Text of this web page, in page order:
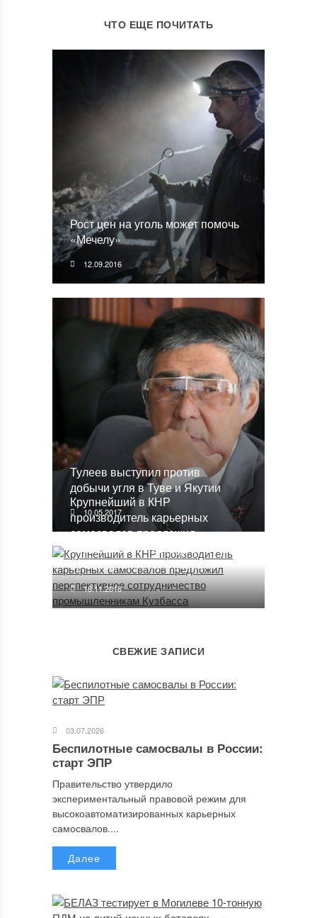
ЧТО ЕЩЕ ПОЧИТАТЬ
Рост цен на уголь может помочь
«Мечелу»
12.09.2016
Тулеев выступил против
добычи угля в Туве и Якутии
10.05.2017
Крупнейший в КНР
производитель карьерных
самосвалов предложил
перспективное сотрудничество
промышленникам Кузбасса
18.11.2018
СВЕЖИЕ ЗАПИСИ
03.07.2026
Беспилотные самосвалы в России:
старт ЭПР
Правительство утвердило
экспериментальный правовой режим для
высокоавтоматизированных карьерных
самосвалов....
Далее